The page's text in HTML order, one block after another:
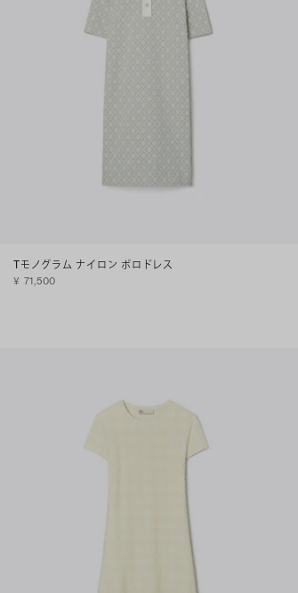
Tモノグラム ナイロン ポロドレス
¥ 71,500